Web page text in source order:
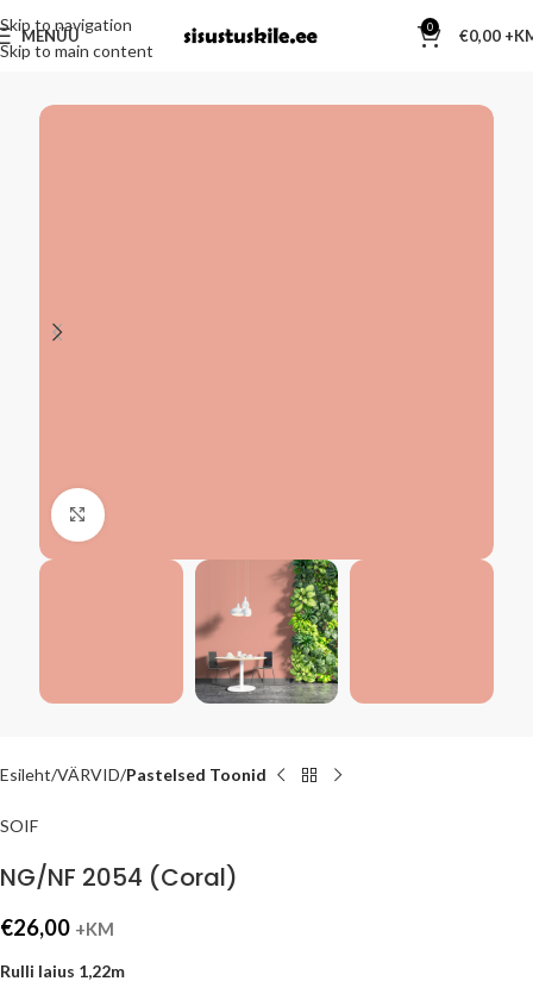
Skip to navigation
Skip to main content
MENÜÜ 0 €0,00
Kliki suurendamiseks
Esileht VÄRVID Pastelsed Toonid
SOIF
NG/NF 2054 (Coral)
€26,00 +KM
Rulli laius 1,22m